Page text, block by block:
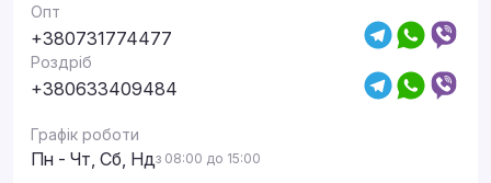
Опт
+380731774477
Роздріб
+380633409484
Графік роботи
Пн - Чт, Сб, Ндз 08:00 до 15:00